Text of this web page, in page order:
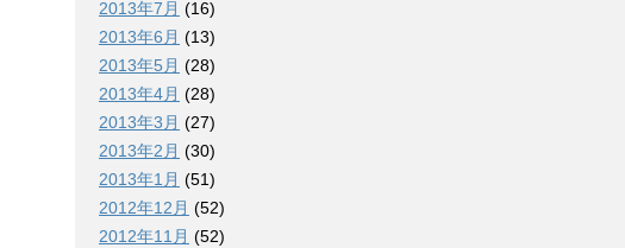
2013年7月 (16)
2013年6月 (13)
2013年5月 (28)
2013年4月 (28)
2013年3月 (27)
2013年2月 (30)
2013年1月 (51)
2012年12月 (52)
2012年11月 (52)